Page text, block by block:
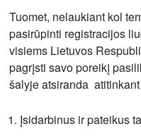
Tuomet, nelaukiant kol
pasirūpinti registracijos
visiems Lietuvos
pagrįsti savo poreikį
šalyje atsiranda
Įsidarbinus ir pateikus